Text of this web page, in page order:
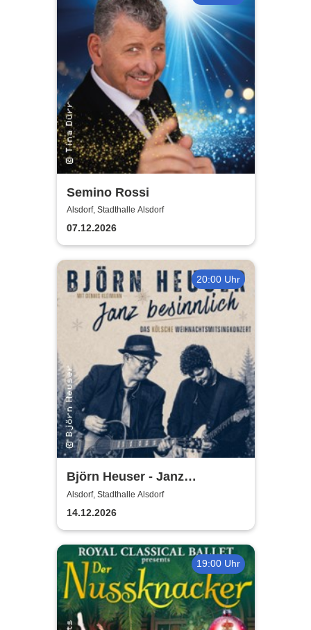
Semino Rossi
Alsdorf, Stadthalle Alsdorf
07.12.2026
20:00 Uhr
Björn Heuser - Janz
besinnlich
Alsdorf, Stadthalle Alsdorf
14.12.2026
19:00 Uhr